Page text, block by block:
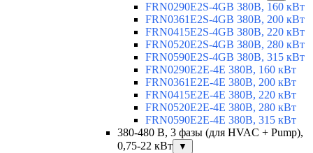
FRN0290E2S-4GB 380В, 160 кВт
FRN0361E2S-4GB 380В, 200 кВт
FRN0415E2S-4GB 380В, 220 кВт
FRN0520E2S-4GB 380В, 280 кВт
FRN0590E2S-4GB 380В, 315 кВт
FRN0290E2E-4E 380В, 160 кВт
FRN0361E2E-4E 380В, 200 кВт
FRN0415E2E-4E 380В, 220 кВт
FRN0520E2E-4E 380В, 280 кВт
FRN0590E2E-4E 380В, 315 кВт
380-480 В, 3 фазы (для HVAC + Pump),
0,75-22 кВт
▼